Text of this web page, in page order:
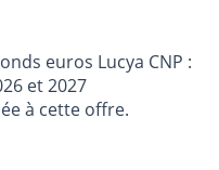
euros Lucya CNP :
et 2027
à cette offre.